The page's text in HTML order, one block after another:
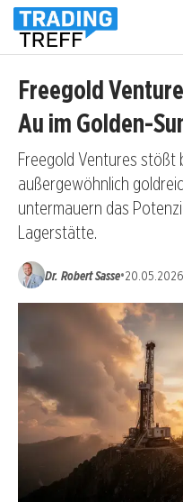
Freegold
Au im Golden-
Freegold Ventures stößt
außergewöhnlich
untermauern das
Lagerstätte.
Dr. Robert Sasse•